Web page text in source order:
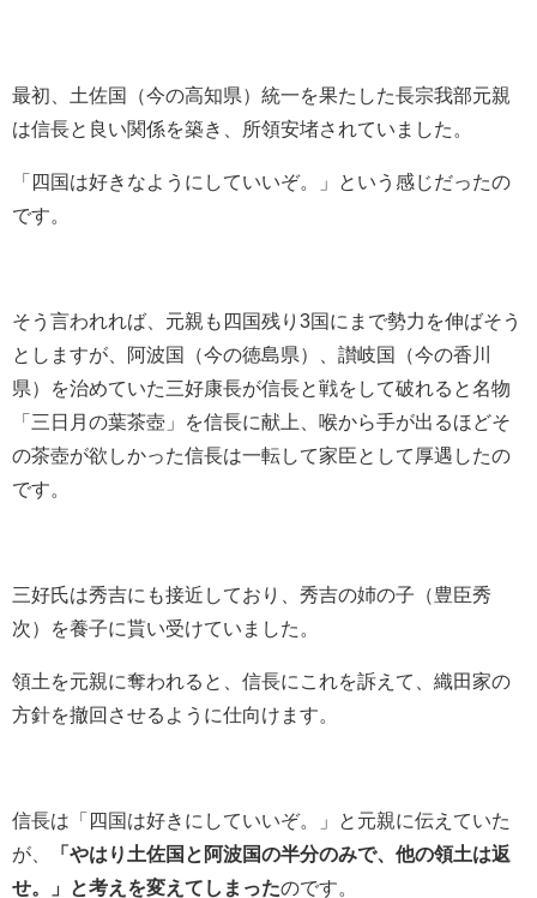
最初、土佐国（今の高知県）統一を果たした長宗我部元親
は信長と良い関係を築き、所領安堵されていました。
「四国は好きなようにしていいぞ。」という感じだったの
です。
そう言われれば、元親も四国残り3国にまで勢力を伸ばそう
としますが、阿波国（今の徳島県）、讃岐国（今の香川
県）を治めていた三好康長が信長と戦をして破れると名物
「三日月の葉茶壺」を信長に献上、喉から手が出るほどそ
の茶壺が欲しかった信長は一転して家臣として厚遇したの
です。
三好氏は秀吉にも接近しており、秀吉の姉の子（豊臣秀
次）を養子に貰い受けていました。
領土を元親に奪われると、信長にこれを訴えて、織田家の
方針を撤回させるように仕向けます。
信長は「四国は好きにしていいぞ。」と元親に伝えていた
が、
「やはり土佐国と阿波国の半分のみで、他の領土は返
せ。」と考えを変えてしまったのです。